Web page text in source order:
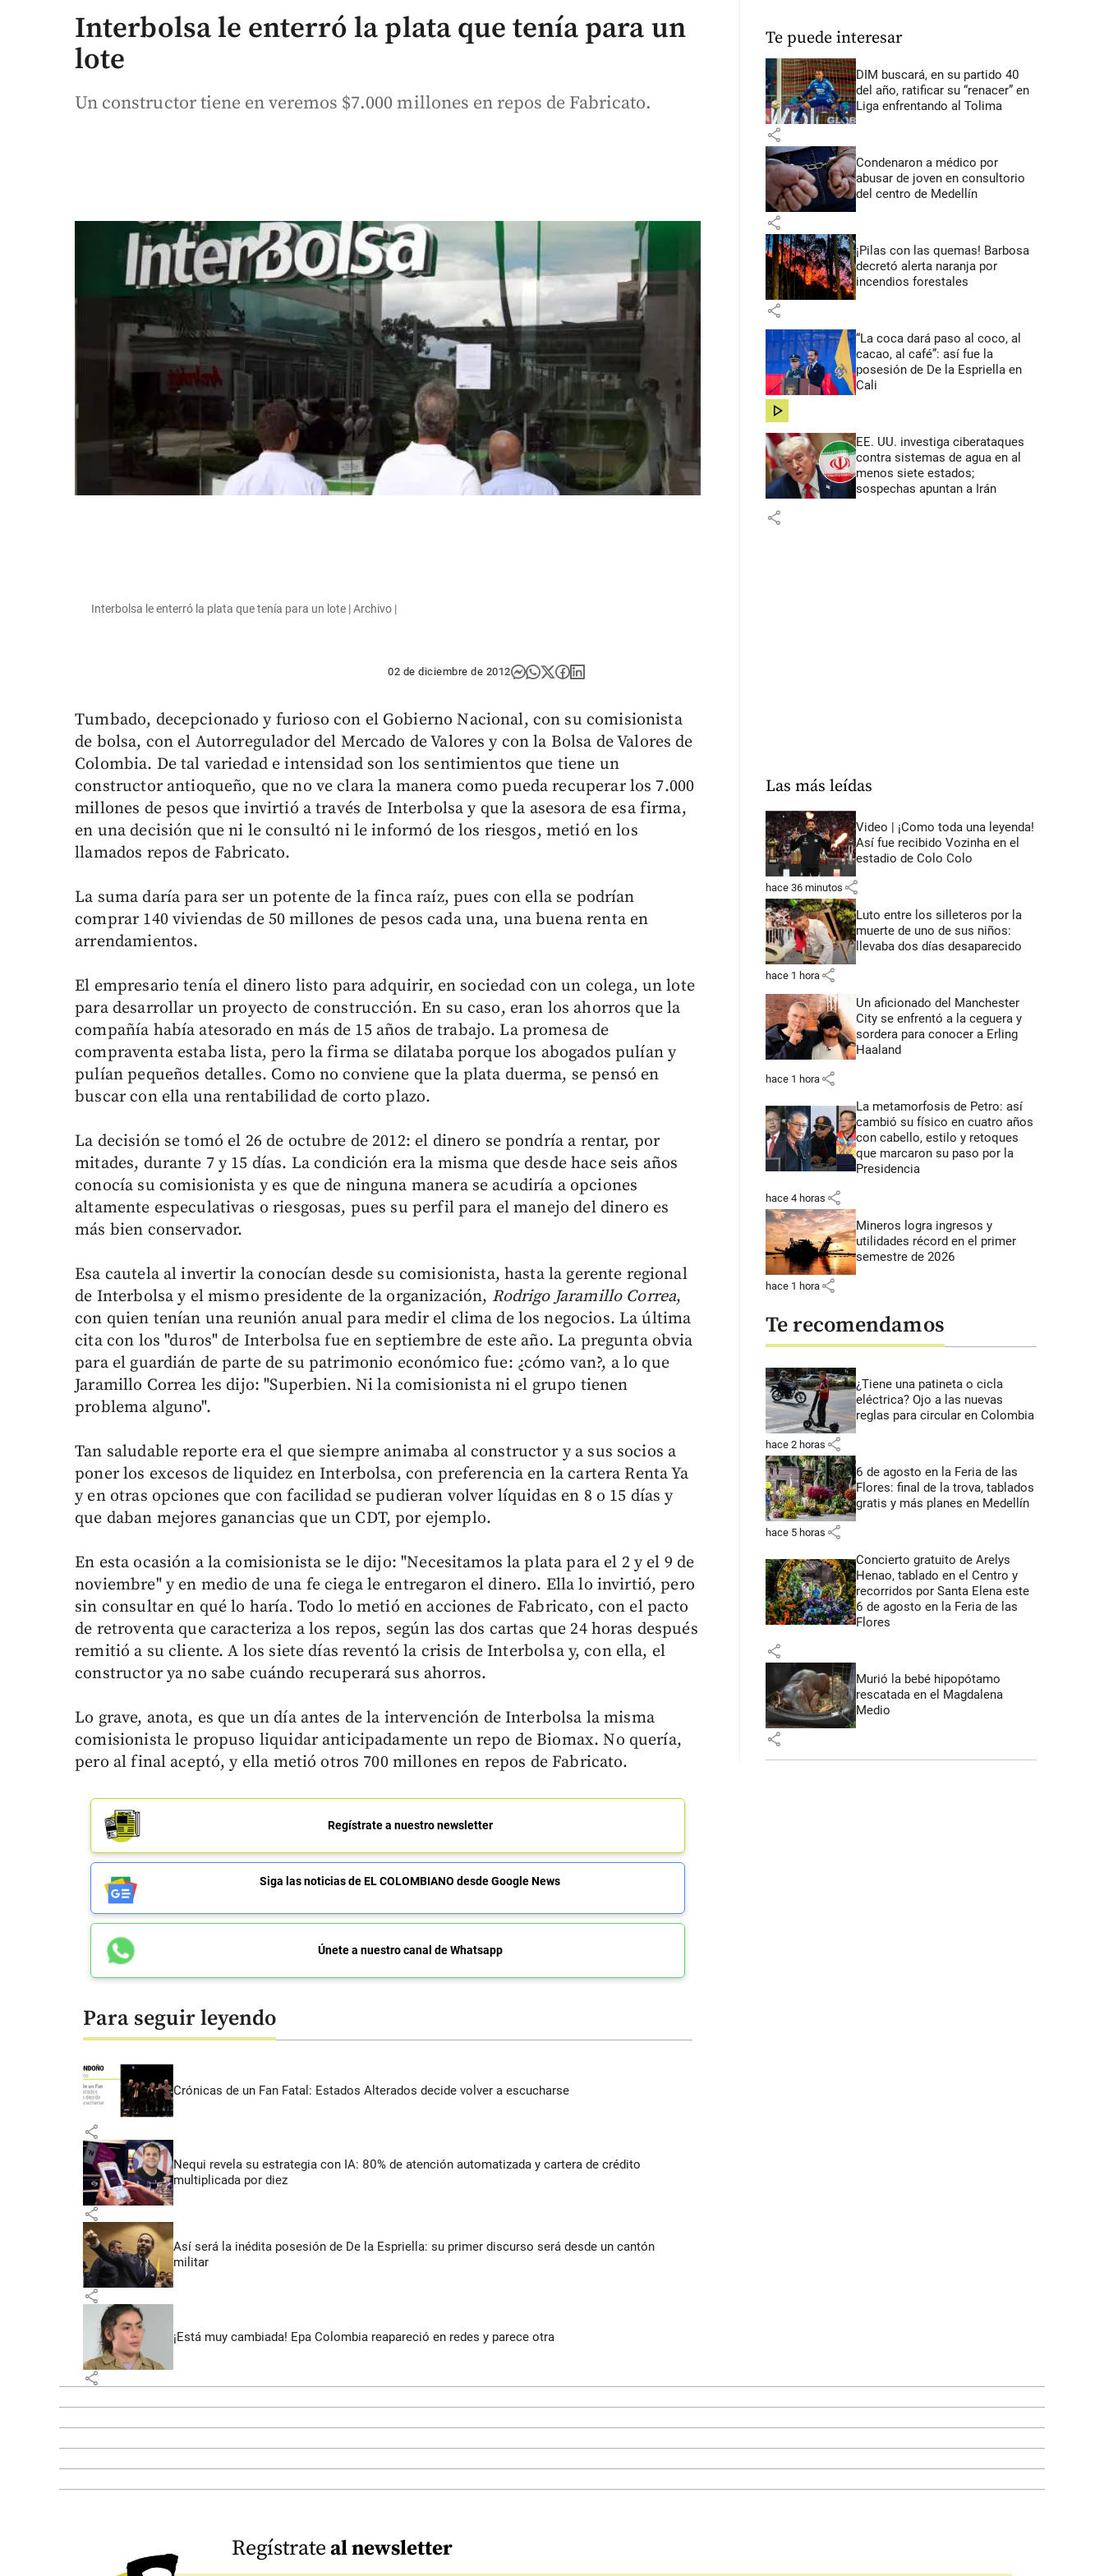
Interbolsa le enterró la plata que tenía para un
lote
Un constructor tiene en veremos $7.000 millones en repos de Fabricato.
Interbolsa le enterró la plata que tenía para un lote | Archivo |
02 de diciembre de 2012
Tumbado, decepcionado y furioso con el Gobierno Nacional, con su comisionista
de bolsa, con el Autorregulador del Mercado de Valores y con la Bolsa de Valores de
Colombia. De tal variedad e intensidad son los sentimientos que tiene un
constructor antioqueño, que no ve clara la manera como pueda recuperar los 7.000
millones de pesos que invirtió a través de Interbolsa y que la asesora de esa firma,
en una decisión que ni le consultó ni le informó de los riesgos, metió en los
llamados repos de Fabricato.
La suma daría para ser un potente de la finca raíz, pues con ella se podrían
comprar 140 viviendas de 50 millones de pesos cada una, una buena renta en
arrendamientos.
El empresario tenía el dinero listo para adquirir, en sociedad con un colega, un lote
para desarrollar un proyecto de construcción. En su caso, eran los ahorros que la
compañía había atesorado en más de 15 años de trabajo. La promesa de
compraventa estaba lista, pero la firma se dilataba porque los abogados pulían y
pulían pequeños detalles. Como no conviene que la plata duerma, se pensó en
buscar con ella una rentabilidad de corto plazo.
La decisión se tomó el 26 de octubre de 2012: el dinero se pondría a rentar, por
mitades, durante 7 y 15 días. La condición era la misma que desde hace seis años
conocía su comisionista y es que de ninguna manera se acudiría a opciones
altamente especulativas o riesgosas, pues su perfil para el manejo del dinero es
más bien conservador.
Esa cautela al invertir la conocían desde su comisionista, hasta la gerente regional
de Interbolsa y el mismo presidente de la organización, Rodrigo Jaramillo Correa,
con quien tenían una reunión anual para medir el clima de los negocios. La última
cita con los "duros" de Interbolsa fue en septiembre de este año. La pregunta obvia
para el guardián de parte de su patrimonio económico fue: ¿cómo van?, a lo que
Jaramillo Correa les dijo: "Superbien. Ni la comisionista ni el grupo tienen
problema alguno".
Tan saludable reporte era el que siempre animaba al constructor y a sus socios a
poner los excesos de liquidez en Interbolsa, con preferencia en la cartera Renta Ya
y en otras opciones que con facilidad se pudieran volver líquidas en 8 o 15 días y
que daban mejores ganancias que un CDT, por ejemplo.
En esta ocasión a la comisionista se le dijo: "Necesitamos la plata para el 2 y el 9 de
noviembre" y en medio de una fe ciega le entregaron el dinero. Ella lo invirtió, pero
sin consultar en qué lo haría. Todo lo metió en acciones de Fabricato, con el pacto
de retroventa que caracteriza a los repos, según las dos cartas que 24 horas después
remitió a su cliente. A los siete días reventó la crisis de Interbolsa y, con ella, el
constructor ya no sabe cuándo recuperará sus ahorros.
Lo grave, anota, es que un día antes de la intervención de Interbolsa la misma
comisionista le propuso liquidar anticipadamente un repo de Biomax. No quería,
pero al final aceptó, y ella metió otros 700 millones en repos de Fabricato.
Regístrate a nuestro newsletter
Siga las noticias de EL COLOMBIANO desde Google News
Únete a nuestro canal de Whatsapp
Para seguir leyendo
Crónicas de un Fan Fatal: Estados Alterados decide volver a escucharse
share
Nequi revela su estrategia con IA: 80% de atención automatizada y cartera de crédito
multiplicada por diez
share
Así será la inédita posesión de De la Espriella: su primer discurso será desde un cantón
militar
share
¡Está muy cambiada! Epa Colombia reapareció en redes y parece otra
share
Te puede interesar
DIM buscará, en su partido 40
del año, ratificar su “renacer” en
Liga enfrentando al Tolima
share
Condenaron a médico por
abusar de joven en consultorio
del centro de Medellín
share
¡Pilas con las quemas! Barbosa
decretó alerta naranja por
incendios forestales
share
“La coca dará paso al coco, al
cacao, al café”: así fue la
posesión de De la Espriella en
Cali
share
EE. UU. investiga ciberataques
contra sistemas de agua en al
menos siete estados;
sospechas apuntan a Irán
share
Las más leídas
Video | ¡Como toda una leyenda!
Así fue recibido Vozinha en el
estadio de Colo Colo
hace 36 minutos share
Luto entre los silleteros por la
muerte de uno de sus niños:
llevaba dos días desaparecido
hace 1 hora share
Un aficionado del Manchester
City se enfrentó a la ceguera y
sordera para conocer a Erling
Haaland
hace 1 hora share
La metamorfosis de Petro: así
cambió su físico en cuatro años
con cabello, estilo y retoques
que marcaron su paso por la
Presidencia
hace 4 horas share
Mineros logra ingresos y
utilidades récord en el primer
semestre de 2026
hace 1 hora share
Te recomendamos
¿Tiene una patineta o cicla
eléctrica? Ojo a las nuevas
reglas para circular en Colombia
hace 2 horas share
6 de agosto en la Feria de las
Flores: final de la trova, tablados
gratis y más planes en Medellín
hace 5 horas share
Concierto gratuito de Arelys
Henao, tablado en el Centro y
recorridos por Santa Elena este
6 de agosto en la Feria de las
Flores
share
Murió la bebé hipopótamo
rescatada en el Magdalena
Medio
share
Regístrateal newsletter